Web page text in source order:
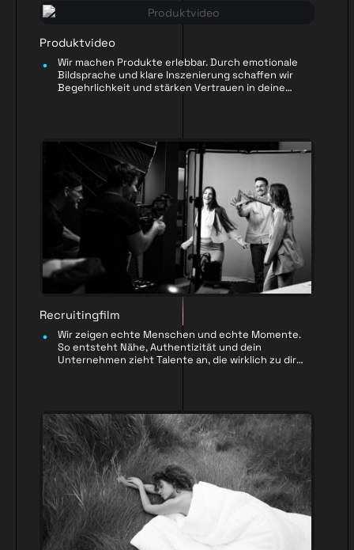
Produktvideo
Wir machen Produkte erlebbar. Durch emotionale
Bildsprache und klare Inszenierung schaffen wir
Begehrlichkeit und stärken Vertrauen in deine
Recruitingfilm
Wir zeigen echte Menschen und echte Momente.
So entsteht Nähe, Authentizität und dein
Unternehmen zieht Talente an, die wirklich zu dir